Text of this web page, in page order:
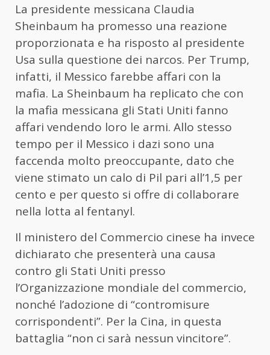
La presidente messicana Claudia
Sheinbaum ha promesso una reazione
proporzionata e ha risposto al presidente
Usa sulla questione dei narcos. Per Trump,
infatti, il Messico farebbe affari con la
mafia. La Sheinbaum ha replicato che con
la mafia messicana gli Stati Uniti fanno
affari vendendo loro le armi. Allo stesso
tempo per il Messico i dazi sono una
faccenda molto preoccupante, dato che
viene stimato un calo di Pil pari all’1,5 per
cento e per questo si offre di collaborare
nella lotta al fentanyl.
Il ministero del Commercio cinese ha invece
dichiarato che presenterà una causa
contro gli Stati Uniti presso
l’Organizzazione mondiale del commercio,
nonché l’adozione di “contromisure
corrispondenti”. Per la Cina, in questa
battaglia “non ci sarà nessun vincitore”.